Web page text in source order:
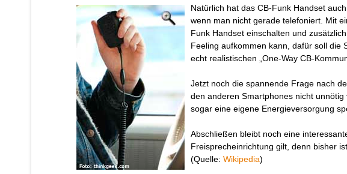
Natürlich hat das CB-Funk Handset
wenn man nicht gerade telefoniert. Mit
Funk Handset einschalten und
Feeling aufkommen kann, dafür soll die
echt realistischen „One-Way CB-
Jetzt noch die spannende Frage nach
den anderen Smartphones nicht
sogar eine eigene Energieversorgung
Abschließen bleibt noch eine
Freisprecheinrichtung gilt, denn bisher
(Quelle: Wikipedia)